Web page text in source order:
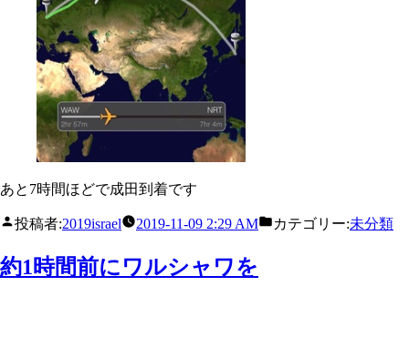
あと7時間ほどで成田到着です
投稿者:2019israel 2019-11-09 2:29 AM カテゴリー:未分類
約1時間前にワルシャワを